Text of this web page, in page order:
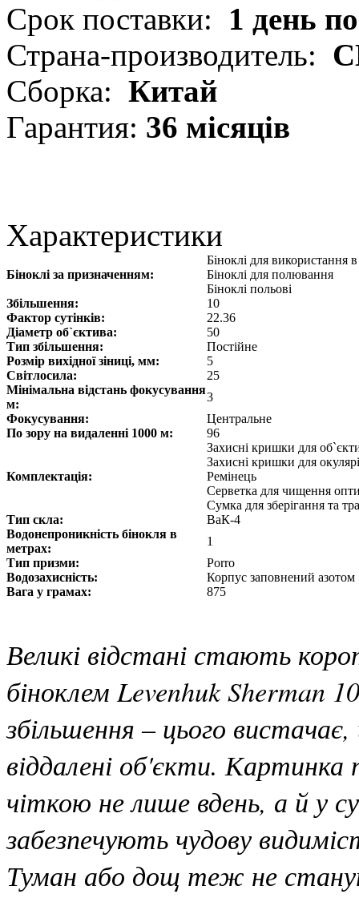
Срок поставки: 1 день
Страна-производитель:
Сборка: Китай
Гарантия: 36 місяців
Характеристики
Біноклі за призначенням:
Біноклі для використання
Біноклі для полювання
Біноклі польові
Збільшення:
10
Фактор сутінків:
22.36
Діаметр об`єктива:
50
Тип збільшення:
Постійне
Розмір вихідної зіниці, мм:
5
Світлосила:
25
Мінімальна відстань фокусування
м:
3
Фокусування:
Центральне
По зору на видаленні 1000 м:
96
Комплектація:
Захисні кришки для
Захисні кришки для
Ремінець
Серветка для чищення
Сумка для зберігання та
Тип скла:
ВаК-4
Водонепроникність бінокля в
метрах:
1
Тип призми:
Porro
Водозахисність:
Корпус заповнений азотом
Вага у грамах:
875
Великі відстані стають
біноклем Levenhuk Sherman
збільшення – цього
віддалені об'єкти. Картинка
чіткою не лише вдень, а й у
забезпечують чудову
Туман або дощ теж не